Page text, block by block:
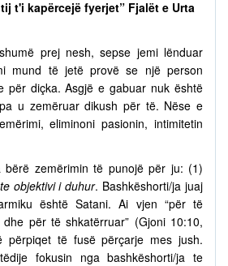
t'i kapërcejë fyerjet” Fjalët e Urta
prej nesh, sepse jemi lënduar
mund të jetë provë se një person
për diçka. Asgjë e gabuar nuk është
u zemëruar dikush për të. Nëse e
eliminoni pasionin, intimitetin
zemërimin të punojë për ju: (1)
objektivi i duhur. Bashkëshorti/ja juaj
është Satani. Ai vjen “për të
për të shkatërruar” (Gjoni 10:10,
përpiqet të fusë përçarje mes jush.
fokusin nga bashkëshorti/ja te